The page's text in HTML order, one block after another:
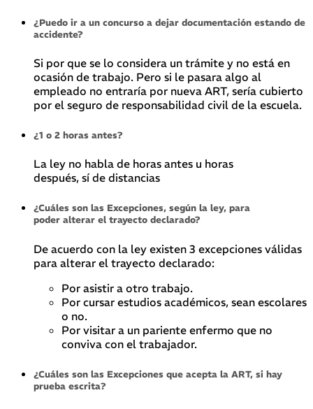
¿Puedo ir a un concurso a dejar documentación estando de
accidente?
Si por que se lo considera un trámite y no está en
ocasión de trabajo. Pero si le pasara algo al
empleado no entraría por nueva ART, sería cubierto
por el seguro de responsabilidad civil de la escuela.
¿1 o 2 horas antes?
La ley no habla de horas antes u horas
después, sí de distancias
¿Cuáles son las Excepciones, según la ley, para
poder alterar el trayecto declarado?
De acuerdo con la ley existen 3 excepciones válidas
para alterar el trayecto declarado:
Por asistir a otro trabajo.
Por cursar estudios académicos, sean escolares
o no.
Por visitar a un pariente enfermo que no
conviva con el trabajador.
¿Cuáles son las Excepciones que acepta la ART, si hay
prueba escrita?